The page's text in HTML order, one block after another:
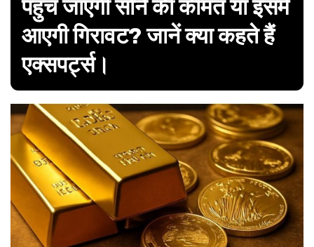
पहुंच जाएगी सोने की कीमत या इसमें
आएगी गिरावट? जानें क्या कहते हैं
एक्सपर्ट्स।